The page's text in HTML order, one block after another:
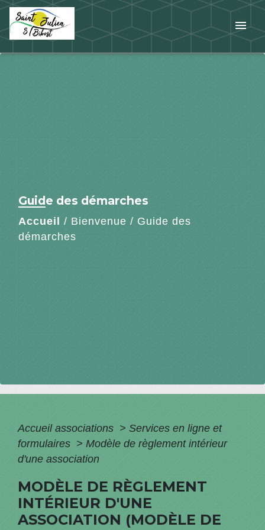
menu
Guide des démarches
Accueil / Bienvenue / Guide des
démarches
Accueil associations > Services en ligne et
formulaires > Modèle de règlement intérieur
d'une association
MODÈLE DE RÈGLEMENT
INTÉRIEUR D'UNE
ASSOCIATION (MODÈLE DE